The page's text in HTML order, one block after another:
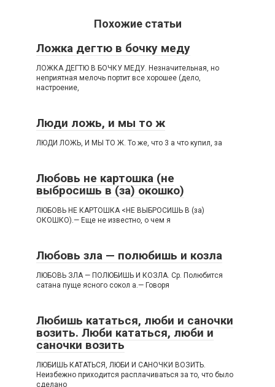
Похожие статьи
Ложка дегтю в бочку меду
ЛОЖКА ДЕГТЮ В БОЧКУ МЕДУ. Незначительная, но
неприятная мелочь портит все хорошее (дело,
настроение,
Люди ложь, и мы то ж
ЛЮДИ ЛОЖЬ, И МЫ ТО Ж. То же, что 3 а что купил, за
Любовь не картошка (не
выбросишь в (за) окошко)
ЛЮБОВЬ НЕ КАРТОШКА <НЕ ВЫБРОСИШЬ В (за)
ОКОШКО).— Еще не известно, о чем я
Любовь зла — полюбишь и козла
ЛЮБОВЬ ЗЛА — ПОЛЮБИШЬ И КОЗЛА. Ср. Полюбится
сатана пуще ясного сокол а.— Говоря
Любишь кататься, люби и саночки
возить. Люби кататься, люби и
саночки возить
ЛЮБИШЬ КАТАТЬСЯ, ЛЮБИ И САНОЧКИ ВОЗИТЬ.
Неизбежно приходится расплачиваться за то, что было
сделано